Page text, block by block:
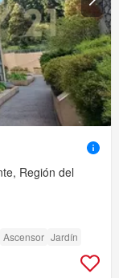
Región del
Ascensor Jardín